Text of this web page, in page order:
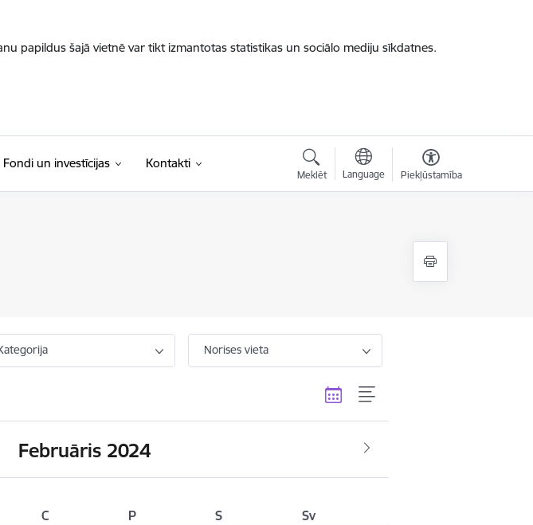
papildus šajā vietnē var tikt izmantotas statistikas un sociālo mediju sīkdatnes.
Fondi un investīcijas Kontakti
Meklēt Language Piekļūstamība
Norises vieta
Februāris 2024
C P S
Sv